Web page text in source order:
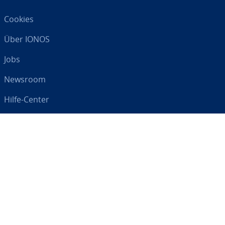
Cookies
Über IONOS
Jobs
Newsroom
Hilfe-Center